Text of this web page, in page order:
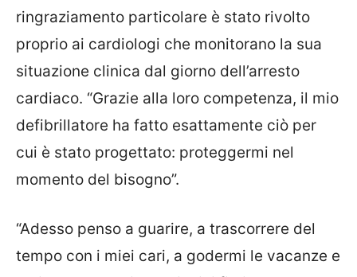
ringraziamento particolare è stato rivolto
proprio ai cardiologi che monitorano la sua
situazione clinica dal giorno dell’arresto
cardiaco. “Grazie alla loro competenza, il mio
defibrillatore ha fatto esattamente ciò per
cui è stato progettato: proteggermi nel
momento del bisogno”.
“Adesso penso a guarire, a trascorrere del
tempo con i miei cari, a godermi le vacanze e